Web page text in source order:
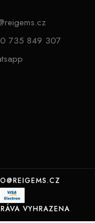
735 849 307
VYHRAZENA